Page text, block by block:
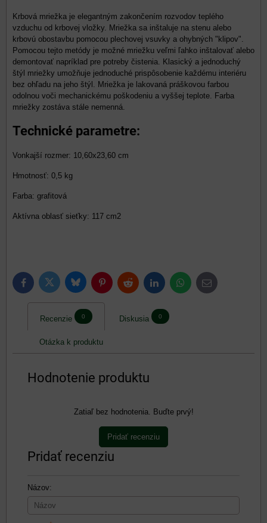
Krbová mriežka je elegantným zakončením rozvodov teplého
vzduchu od krbovej vložky. Mriežka sa inštaluje na stenu alebo
krbovú obostavbu pomocou plechovej vsuvky a ohybných "klipov".
Pomocou tejto metódy je možné mriežku veľmi ľahko inštalovať alebo
demontovať napríklad pre potreby čistenia. Klasický a jednoduchý
štýl mriežky umožňuje jednoduché prispôsobenie každému interiéru
bez ohľadu na jeho štýl. Mriežka je lakovaná práškovou farbou
odolnou voči mechanickému poškodeniu a vyššej teplote. Farba
mriežky zostáva stále nemenná.
Technické parametre:
Vonkajší rozmer: 10,60x23,60 cm
Hmotnosť: 0,5 kg
Farba: grafitová
Aktívna oblasť sieťky: 117 cm2
FacebookTwitter BlueskyPinterestReddit LinkedInWhatsApp
E-
mail
Recenzie 0 Diskusia 0
Otázka k produktu
Hodnotenie produktu
Zatiaľ bez hodnotenia. Buďte prvý!
Pridať recenziu
Pridať recenziu
Názov: